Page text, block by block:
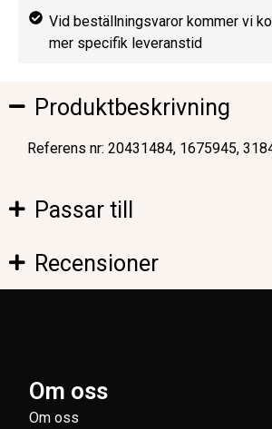
Vid beställningsvaror kommer vi
mer specifik leveranstid
Produktbeskrivning
Referens nr: 20431484, 1675945,
Passar till
Recensioner
Om oss
Om oss